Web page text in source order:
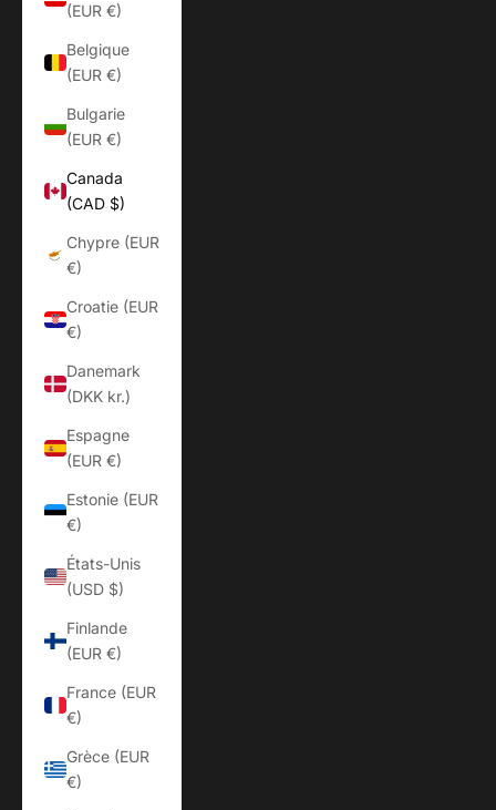
(EUR €)
Belgique
(EUR €)
Bulgarie
(EUR €)
Canada
(CAD $)
Chypre (EUR
€)
Croatie (EUR
€)
Danemark
(DKK kr.)
Espagne
(EUR €)
Estonie (EUR
€)
États-Unis
(USD $)
Finlande
(EUR €)
France (EUR
€)
Grèce (EUR
€)